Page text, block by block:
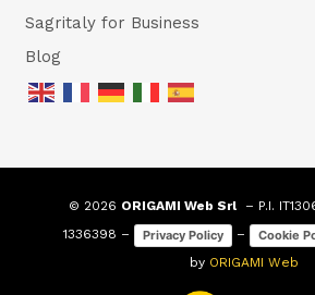
Sagritaly for Business
Blog
© 2026 ORIGAMI Web Srl– P.I.
1336398 –
Privacy Policy – Cookie
by ORIGAMI Web